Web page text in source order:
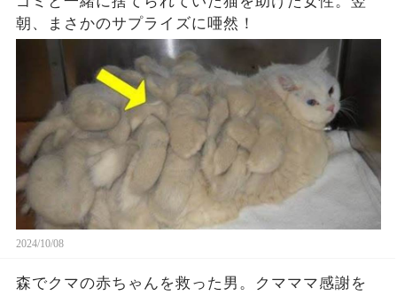
朝、まさかのサプライズに唖然！
2024/10/08
森でクマの赤ちゃんを救った男。クマママ感謝を